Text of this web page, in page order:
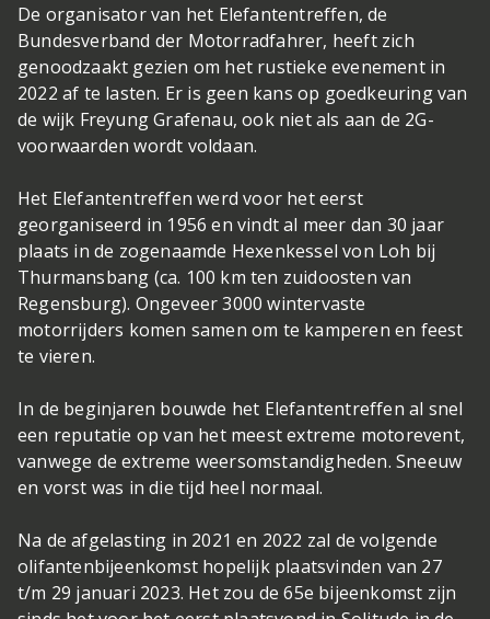
De organisator van het Elefantentreffen, de
Bundesverband der Motorradfahrer, heeft zich
genoodzaakt gezien om het rustieke evenement in
2022 af te lasten. Er is geen kans op goedkeuring van
de wijk Freyung Grafenau, ook niet als aan de 2G-
voorwaarden wordt voldaan.
Het Elefantentreffen werd voor het eerst
georganiseerd in 1956 en vindt al meer dan 30 jaar
plaats in de zogenaamde Hexenkessel von Loh bij
Thurmansbang (ca. 100 km ten zuidoosten van
Regensburg). Ongeveer 3000 wintervaste
motorrijders komen samen om te kamperen en feest
te vieren.
In de beginjaren bouwde het Elefantentreffen al snel
een reputatie op van het meest extreme motorevent,
vanwege de extreme weersomstandigheden. Sneeuw
en vorst was in die tijd heel normaal.
Na de afgelasting in 2021 en 2022 zal de volgende
olifantenbijeenkomst hopelijk plaatsvinden van 27
t/m 29 januari 2023. Het zou de 65e bijeenkomst zijn